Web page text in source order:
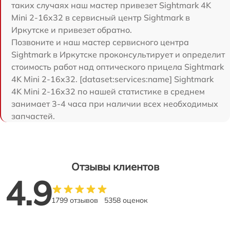
таких случаях наш мастер привезет Sightmark 4K
Mini 2-16x32 в сервисный центр Sightmark в
Иркутске и привезет обратно.
Позвоните и наш мастер сервисного центра
Sightmark в Иркутске проконсультирует и определит
стоимость работ над оптического прицела Sightmark
4K Mini 2-16x32. [dataset:services:name] Sightmark
4K Mini 2-16x32 по нашей статистике в среднем
занимает 3-4 часа при наличии всех необходимых
запчастей.
Отзывы клиентов
4.91799 отзывов 5358 оценок